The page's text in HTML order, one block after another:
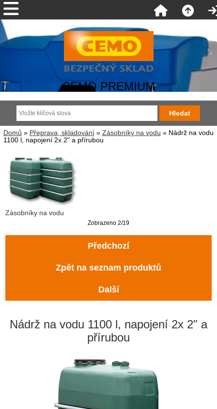
CEMO PREMIUM
Domů » Přeprava, skladování» Zásobníky na vodu » Nádrž na vodu
1100 l, napojení 2x 2" a přírubou
Zásobníky na vodu
Zobrazeno 2/19
Předchozí
Zpět na seznam produktů
Další
Nádrž na vodu 1100 l, napojení 2x 2" a
přírubou